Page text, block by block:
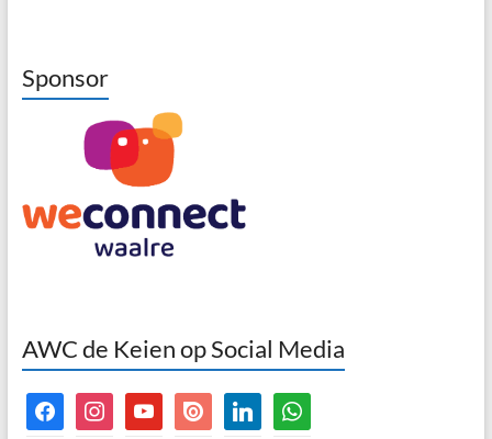
Sponsor
AWC de Keien op Social Media
facebookinstagramyoutubeissuu linkedinwhatsapp